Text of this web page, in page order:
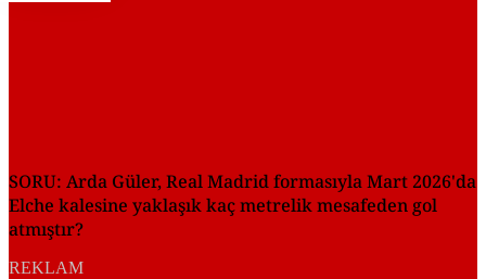
SORU: Arda Güler, Real Madrid formasıyla Mart 2026'da
Elche kalesine yaklaşık kaç metrelik mesafeden gol
atmıştır?
REKLAM